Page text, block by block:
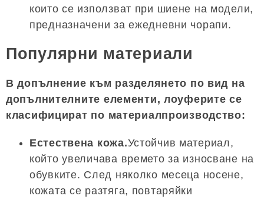
които се използват при шиене на модели,
предназначени за ежедневни чорапи.
Популярни материали
В допълнение към разделянето по вид на
допълнителните елементи, лоуферите се
класифицират по материалпроизводство:
Естествена кожа.Устойчив материал,
който увеличава времето за износване на
обувките. След няколко месеца носене,
кожата се разтяга, повтаряйки